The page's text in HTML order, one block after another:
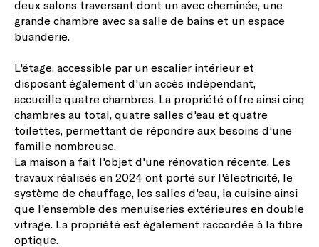
deux salons traversant dont un avec cheminée, une
grande chambre avec sa salle de bains et un espace
buanderie.
L'étage, accessible par un escalier intérieur et
disposant également d'un accès indépendant,
accueille quatre chambres. La propriété offre ainsi cinq
chambres au total, quatre salles d'eau et quatre
toilettes, permettant de répondre aux besoins d'une
famille nombreuse.
La maison a fait l'objet d'une rénovation récente. Les
travaux réalisés en 2024 ont porté sur l'électricité, le
système de chauffage, les salles d'eau, la cuisine ainsi
que l'ensemble des menuiseries extérieures en double
vitrage. La propriété est également raccordée à la fibre
optique.